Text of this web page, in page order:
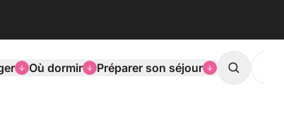
Où dormir Préparer son séjour Search